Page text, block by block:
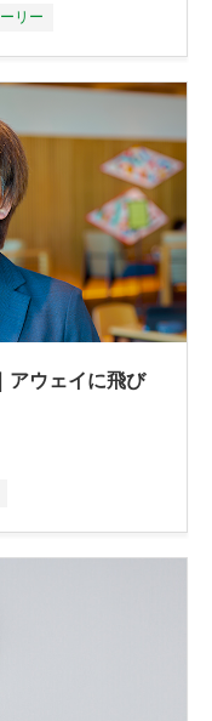
リー
アウェイに飛び